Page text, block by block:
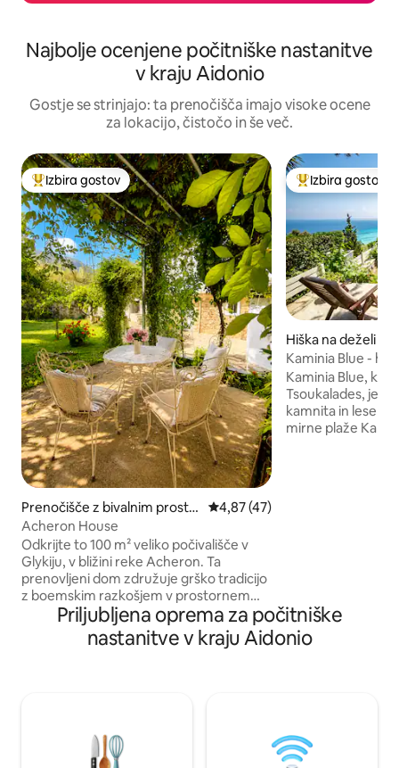
Najbolje ocenjene počitniške nastanitve
v kraju Aidonio
Gostje se strinjajo: ta prenočišča imajo visoke ocene
za lokacijo, čistočo in še več.
Najbolj priljubljena prenočišča z značko »Izbira gostov«
Izbira gostov
Prenočišče z bivalnim prosto
rom v mestu Glyki
Povprečna ocena: 4,87 od 5,
4,87 (47)
Acheron House
Odkrijte to 100 m² veliko počivališče v
Glykiju, v bližini reke Acheron. Ta
prenovljeni dom združuje grško tradicijo
z boemskim razkošjem v prostornem
okolju. Naravni materiali in zemeljski
odtenki ustvarjajo prizemljen butični
pristnem, dvignjenem zatočišču, kjer se
čas upočasni.
Najbolj
Izbira gostov
Hiška na deželi v
υκαλάδες
Kaminia Blue -
plaže
Kaminia Blue, ki
Tsoukalades, je
kamnita in lesena
mirne plaže
Priljubljena oprema za počitniške
nastanitve v kraju Aidonio